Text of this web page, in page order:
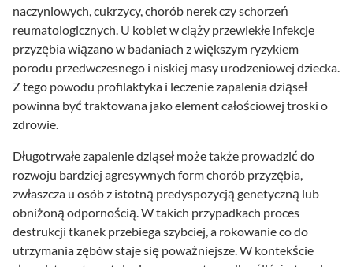
naczyniowych, cukrzycy, chorób nerek czy schorzeń
reumatologicznych. U kobiet w ciąży przewlekłe infekcje
przyzębia wiązano w badaniach z większym ryzykiem
porodu przedwczesnego i niskiej masy urodzeniowej dziecka.
Z tego powodu profilaktyka i leczenie zapalenia dziąseł
powinna być traktowana jako element całościowej troski o
zdrowie.
Długotrwałe zapalenie dziąseł może także prowadzić do
rozwoju bardziej agresywnych form chorób przyzębia,
zwłaszcza u osób z istotną predyspozycją genetyczną lub
obniżoną odpornością. W takich przypadkach proces
destrukcji tkanek przebiega szybciej, a rokowanie co do
utrzymania zębów staje się poważniejsze. W kontekście